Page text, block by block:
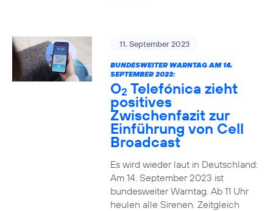
11. September 2023
BUNDESWEITER WARNTAG AM 14.
SEPTEMBER 2023:
O2 Telefónica zieht
positives
Zwischenfazit zur
Einführung von Cell
Broadcast
Es wird wieder laut in Deutschland:
Am 14. September 2023 ist
bundesweiter Warntag. Ab 11 Uhr
heulen alle Sirenen. Zeitgleich